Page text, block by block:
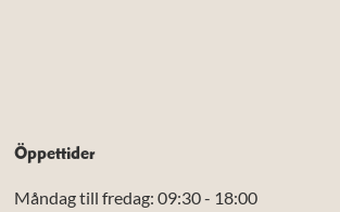
Öppettider
Måndag till fredag: 09:30 - 18:00